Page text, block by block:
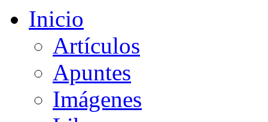
Inicio
Artículos
Apuntes
Imágenes